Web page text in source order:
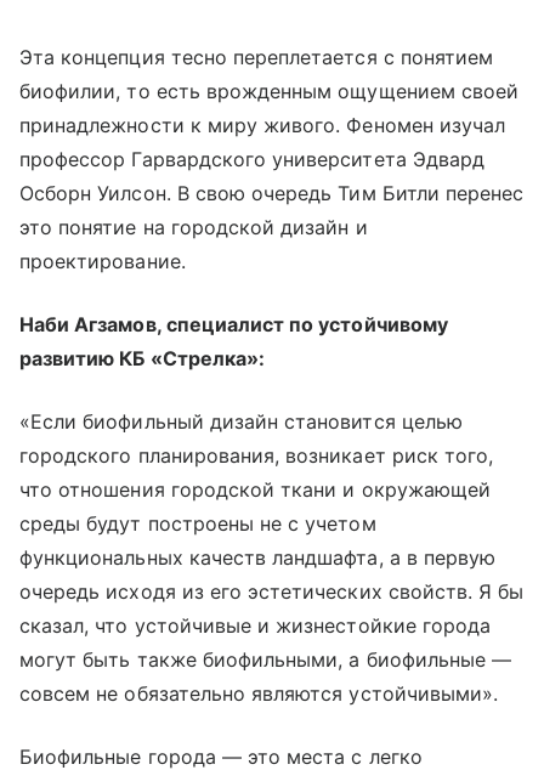
Эта концепция тесно переплетается с понятием
биофилии, то есть врожденным ощущением своей
принадлежности к миру живого. Феномен изучал
профессор Гарвардского университета Эдвард
Осборн Уилсон. В свою очередь Тим Битли перенес
это понятие на городской дизайн и
проектирование.
Наби Агзамов, специалист по устойчивому
развитию КБ «Стрелка»:
«Если биофильный дизайн становится целью
городского планирования, возникает риск того,
что отношения городской ткани и окружающей
среды будут построены не с учетом
функциональных качеств ландшафта, а в первую
очередь исходя из его эстетических свойств. Я бы
сказал, что устойчивые и жизнестойкие города
могут быть также биофильными, а биофильные —
совсем не обязательно являются устойчивыми».
Биофильные города — это места с легко